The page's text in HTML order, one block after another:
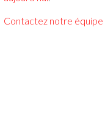
Contactez notre équipe